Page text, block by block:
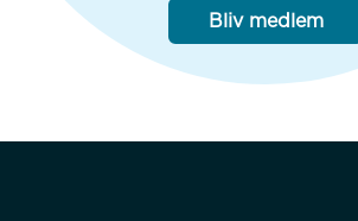
Bliv medlem